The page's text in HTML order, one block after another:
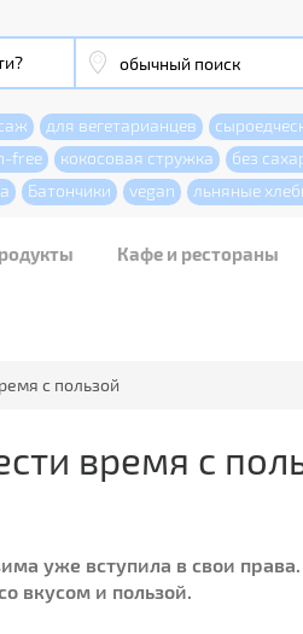
для вегетарианцев
free кокосовая стружка без
Батончики vegan льняные
Кафе и рестораны
с пользой
время с
уже вступила в свои
вкусом и пользой.